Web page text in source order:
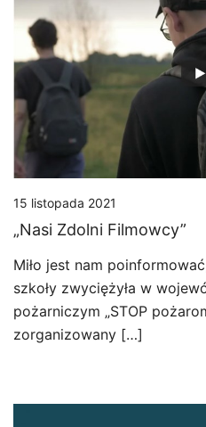
15 listopada 2021
„Nasi Zdolni Filmowcy”
Miło jest nam
szkoły zwyciężyła w
pożarniczym „STOP
zorganizowany […]